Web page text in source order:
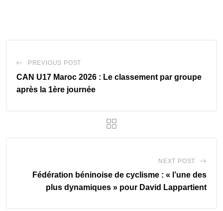
PREVIOUS POST
CAN U17 Maroc 2026 : Le classement par groupe
après la 1ère journée
NEXT POST
Fédération béninoise de cyclisme : « l’une des
plus dynamiques » pour David Lappartient